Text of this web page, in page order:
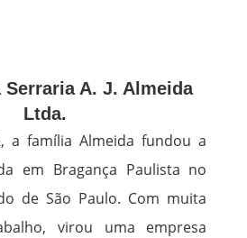
A. J. Almeida
Ltda.
a família Almeida fundou a
em Bragança Paulista no
de São Paulo. Com muita
virou uma empresa